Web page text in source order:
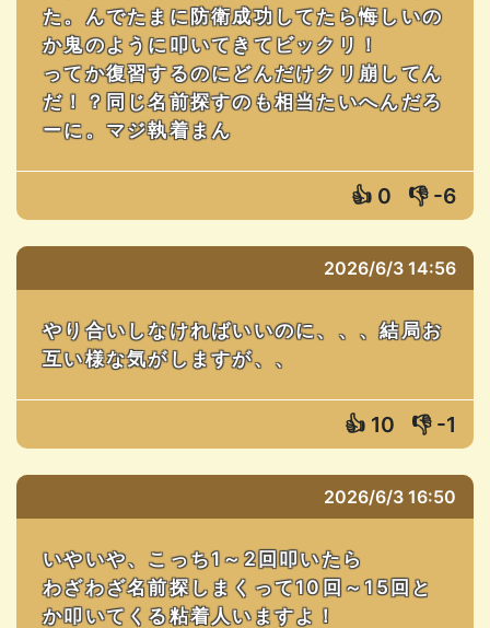
た。んでたまに防衛成功してたら悔しいの
か鬼のように叩いてきてビックリ！
ってか復習するのにどんだけクリ崩してん
だ！？同じ名前探すのも相当たいへんだろ
ーに。マジ執着まん
👍 0 👎 -6
2026/6/3 14:56
やり合いしなければいいのに、、、結局お
互い様な気がしますが、、
👍 10 👎 -1
2026/6/3 16:50
いやいや、こっち1～2回叩いたら
わざわざ名前探しまくって10回～15回と
か叩いてくる粘着人いますよ！